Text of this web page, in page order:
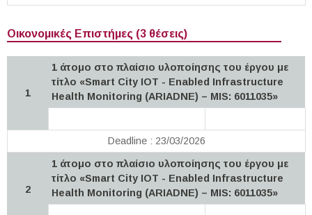
Οικονομικές Επιστήμες (3 θέσεις)
1
1 άτομο στο πλαίσιο υλοποίησης του έργου με
τίτλο «Smart City IOT - Enabled Infrastructure
Health Monitoring (ARIADNE) – MIS: 6011035»
Deadline : 23/03/2026
2
1 άτομο στο πλαίσιο υλοποίησης του έργου με
τίτλο «Smart City IOT - Enabled Infrastructure
Health Monitoring (ARIADNE) – MIS: 6011035»